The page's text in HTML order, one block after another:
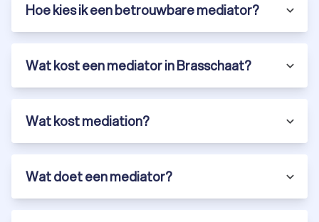
Hoe kies ik een betrouwbare mediator?
Wat kost een mediator in Brasschaat?
Wat kost mediation?
Wat doet een mediator?